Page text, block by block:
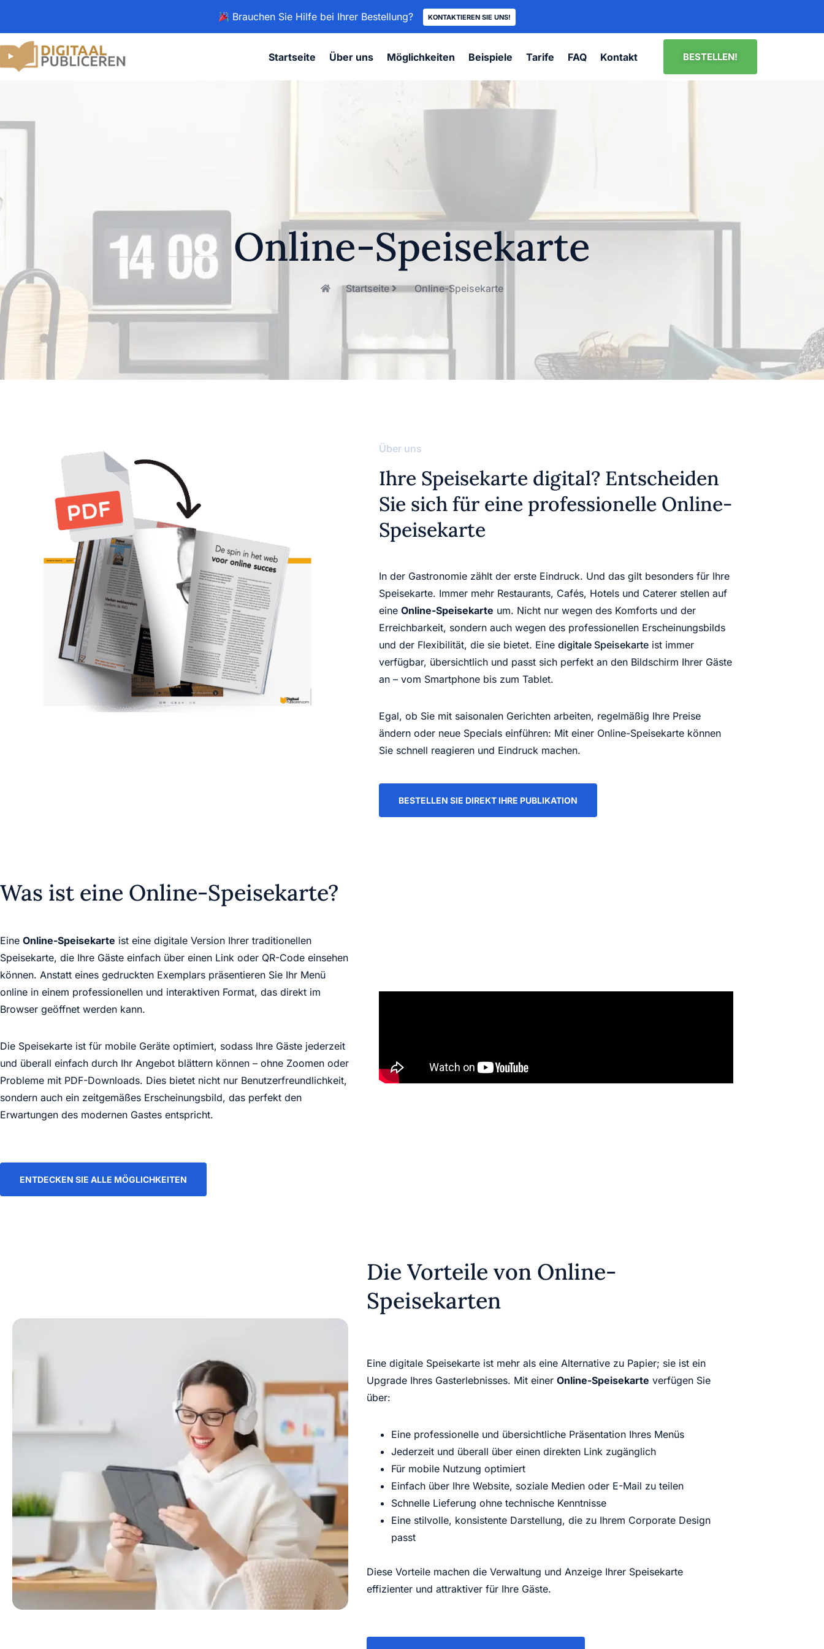
Brauchen Sie Hilfe bei Ihrer Bestellung? KONTAKTIEREN SIE UNS!
Startseite Über uns Möglichkeiten Beispiele Tarife FAQ Kontakt BESTELLEN!
Online-Speisekarte
Startseite Online-Speisekarte
Über uns
Ihre Speisekarte digital? Entscheiden
Sie sich für eine professionelle Online-
Speisekarte
In der Gastronomie zählt der erste Eindruck. Und das gilt besonders für Ihre
Speisekarte. Immer mehr Restaurants, Cafés, Hotels und Caterer stellen auf
eine Online-Speisekarte um. Nicht nur wegen des Komforts und der
Erreichbarkeit, sondern auch wegen des professionellen Erscheinungsbilds
und der Flexibilität, die sie bietet. Eine digitale Speisekarte ist immer
verfügbar, übersichtlich und passt sich perfekt an den Bildschirm Ihrer Gäste
an – vom Smartphone bis zum Tablet.
Egal, ob Sie mit saisonalen Gerichten arbeiten, regelmäßig Ihre Preise
ändern oder neue Specials einführen: Mit einer Online-Speisekarte können
Sie schnell reagieren und Eindruck machen.
BESTELLEN SIE DIREKT IHRE PUBLIKATION
Was ist eine Online-Speisekarte?
Eine Online-Speisekarte ist eine digitale Version Ihrer traditionellen
Speisekarte, die Ihre Gäste einfach über einen Link oder QR-Code einsehen
können. Anstatt eines gedruckten Exemplars präsentieren Sie Ihr Menü
online in einem professionellen und interaktiven Format, das direkt im
Browser geöffnet werden kann.
Die Speisekarte ist für mobile Geräte optimiert, sodass Ihre Gäste jederzeit
und überall einfach durch Ihr Angebot blättern können – ohne Zoomen oder
Probleme mit PDF-Downloads. Dies bietet nicht nur Benutzerfreundlichkeit,
sondern auch ein zeitgemäßes Erscheinungsbild, das perfekt den
Erwartungen des modernen Gastes entspricht.
ENTDECKEN SIE ALLE MÖGLICHKEITEN
Die Vorteile von Online-
Speisekarten
Eine digitale Speisekarte ist mehr als eine Alternative zu Papier; sie ist ein
Upgrade Ihres Gasterlebnisses. Mit einer Online-Speisekarte verfügen Sie
über:
Eine professionelle und übersichtliche Präsentation Ihres Menüs
Jederzeit und überall über einen direkten Link zugänglich
Für mobile Nutzung optimiert
Einfach über Ihre Website, soziale Medien oder E-Mail zu teilen
Schnelle Lieferung ohne technische Kenntnisse
Eine stilvolle, konsistente Darstellung, die zu Ihrem Corporate Design
passt
Diese Vorteile machen die Verwaltung und Anzeige Ihrer Speisekarte
effizienter und attraktiver für Ihre Gäste.